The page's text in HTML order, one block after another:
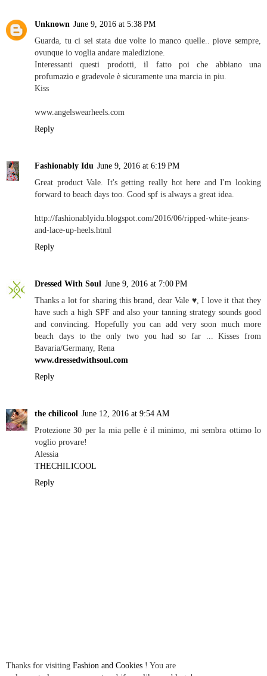
Unknown June 9, 2016 at 5:38 PM
Guarda, tu ci sei stata due volte io manco quelle.. piove sempre,
ovunque io voglia andare maledizione.
Interessanti questi prodotti, il fatto poi che abbiano una
profumazio e gradevole è sicuramente una marcia in piu.
Kiss
www.angelswearheels.com
Reply
Fashionably Idu June 9, 2016 at 6:19 PM
Great product Vale. It's getting really hot here and I'm looking
forward to beach days too. Good spf is always a great idea.
http://fashionablyidu.blogspot.com/2016/06/ripped-white-jeans-
and-lace-up-heels.html
Reply
Dressed With Soul June 9, 2016 at 7:00 PM
Thanks a lot for sharing this brand, dear Vale ♥, I love it that they
have such a high SPF and also your tanning strategy sounds good
and convincing. Hopefully you can add very soon much more
beach days to the only two you had so far ... Kisses from
Bavaria/Germany, Rena
www.dressedwithsoul.com
Reply
the chilicool June 12, 2016 at 9:54 AM
Protezione 30 per la mia pelle è il minimo, mi sembra ottimo lo
voglio provare!
Alessia
THECHILICOOL
Reply
Thanks for visiting Fashion and Cookies ! You are